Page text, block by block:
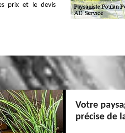
prix et le devis
Votre
précise de